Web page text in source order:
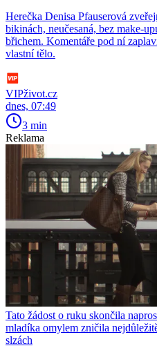
Herečka Denisa Pfauserová
bikinách, neučesaná, bez make-
břichem. Komentáře pod ní
vlastní tělo.
VIPživot.cz
dnes, 07:49
3 min
Reklama
Tato žádost o ruku skončila
mladíka omylem zničila
slzách